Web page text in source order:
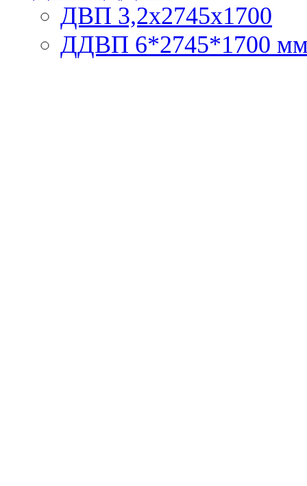
ДВП 3,2х2745х1700
ДДВП 6*2745*1700